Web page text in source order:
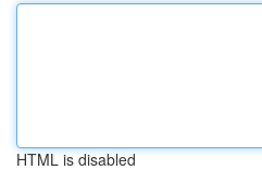
HTML is disabled